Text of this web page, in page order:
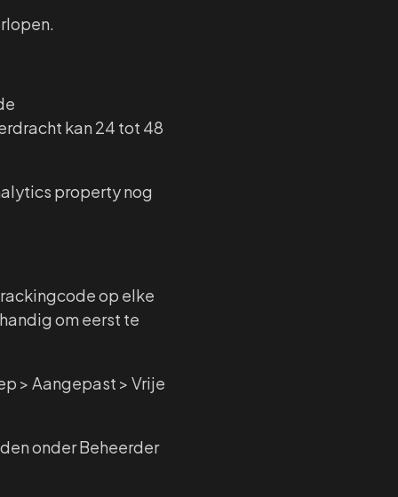
kan 24 tot 48
property nog
op elke
om eerst te
> Aangepast > Vrije
onder Beheerder